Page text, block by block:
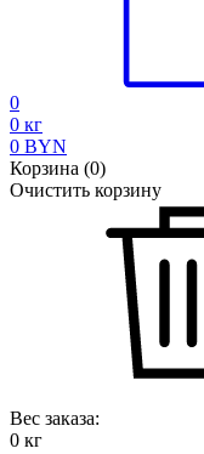
0
0 кг
0 BYN
Корзина (0)
Очистить корзину
Вес заказа:
0 кг